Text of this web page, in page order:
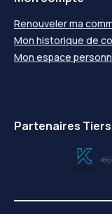
Renouveler ma
Mon historique de
Mon espace
Partenaires